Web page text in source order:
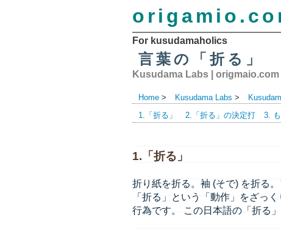
For kusudamaholics
言葉の「折る」
Kusudama Labs origmaio.com
Home > Kusudama Labs >
1.「折る」
2.「折る」の決定打 3.
1.「折る」
折り紙を折る。袖 (そで) を折る
「折る」という「動作」をざっ
行為です。 この日本語の「折る